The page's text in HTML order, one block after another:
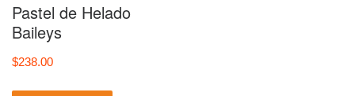
Pastel de Helado
Baileys
$238.00